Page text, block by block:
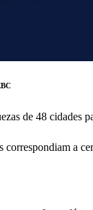
de 48 cidades
a